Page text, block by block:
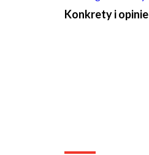
Konkrety i opinie